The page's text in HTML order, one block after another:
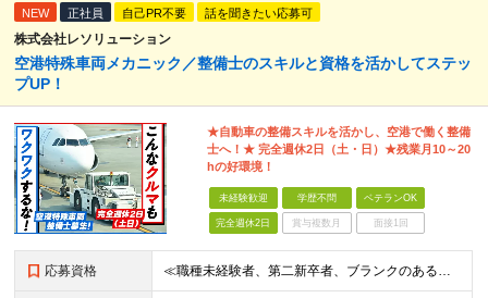
NEW 正社員 自己PR不要 話を聞きたい応募可
株式会社レソリューション
空港特殊車両メカニック／整備士のスキルと資格を活かしてステッ
プUP！
★自動車の整備スキルを活かし、空港で働く整備
士へ！★ 完全週休2日（土・日）★残業月10～20
hの好環境！
未経験歓迎 学歴不問 ベテランOK
完全週休2日 賞与複数月 面接1回
応募資格 ≪職種未経験者、第二新卒者、ブランクのある方歓迎！≫ ◆自動車整備士3級以上の資格をお持ちの方 学歴不問。 ◎自動車整備士資格必須 ◎整備経験者優遇 ※技術サポートが充実しており、経験年数は不問